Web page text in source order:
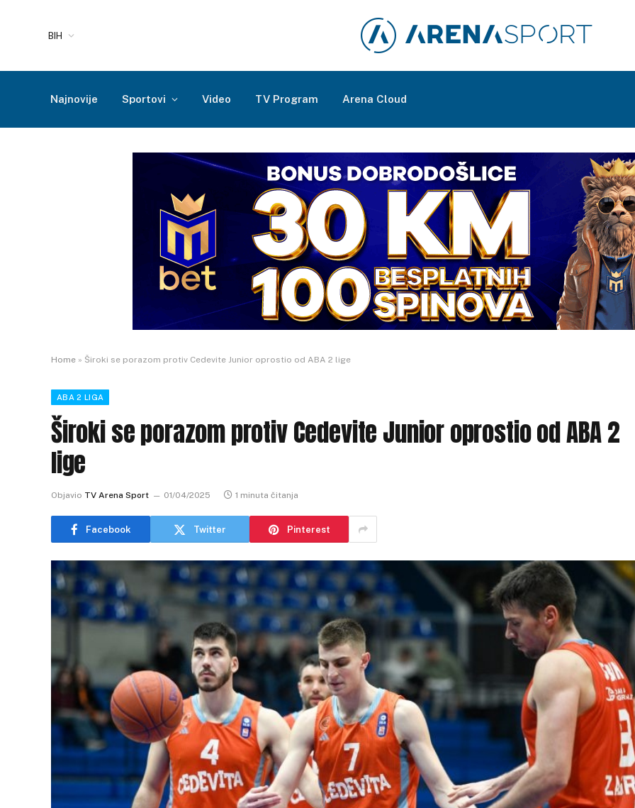
BIH
Najnovije Sportovi Video TV Program Arena Cloud
Home » Široki se porazom protiv Cedevite Junior oprostio od ABA 2 lige
ABA 2 LIGA
Široki se porazom protiv Cedevite Junior oprostio od ABA 2
lige
Objavio TV Arena Sport 01/04/2025 1 minuta čitanja
Facebook Twitter Pinterest